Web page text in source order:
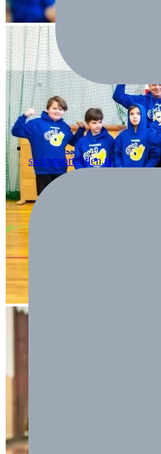
swimsport@tlen.pl